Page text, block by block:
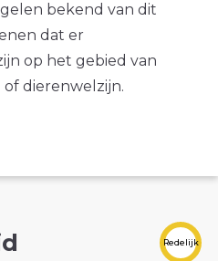
bekend van dit
dat er
op het gebied van
dierenwelzijn.
Redelijk